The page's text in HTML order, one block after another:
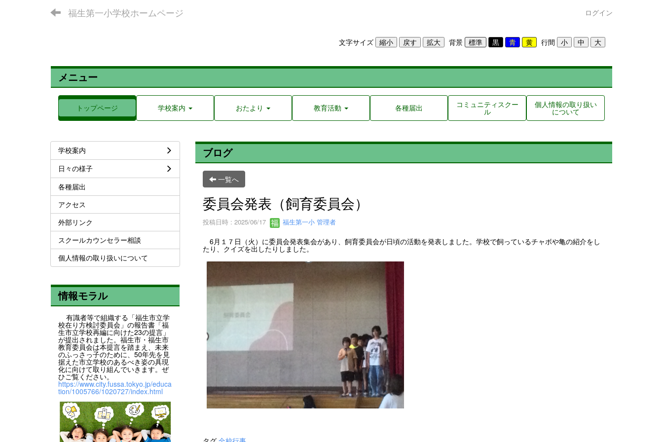
福生第一小学校ホームページ ログイン
文字サイズ 背景 行間
メニュー
トップページ 学校案内 おたより 教育活動 各種届出 コミュニティスクー
ル
個人情報の取り扱い
について
ブログ
一覧へ
委員会発表（飼育委員会）
投稿日時 : 2025/06/17 福生第一小 管理者
6月１７日（火）に委員会発表集会があり、飼育委員会が日頃の活動を発表しました。学校で飼っているチャボや亀の紹介をし
たり、クイズを出したりしました。
学校案内
日々の様子
各種届出
アクセス
外部リンク
スクールカウンセラー相談
個人情報の取り扱いについて
情報モラル
有識者等で組織する「福生市立学
校在り方検討委員会」の報告書「福
生市立学校再編に向けた23の提言」
が提出されました。福生市・福生市
教育委員会は本提言を踏まえ、未来
のふっさっ子のために、50年先を見
据えた市立学校のあるべき姿の具現
化に向けて取り組んでいきます。ぜ
ひご覧ください。
https://www.city.fussa.tokyo.jp/educa
tion/1005766/1020727/index.html